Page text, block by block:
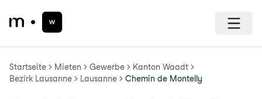
Startseite Mieten Gewerbe
Kanton Waadt
Bezirk Lausanne
Lausanne Chemin de Montelly